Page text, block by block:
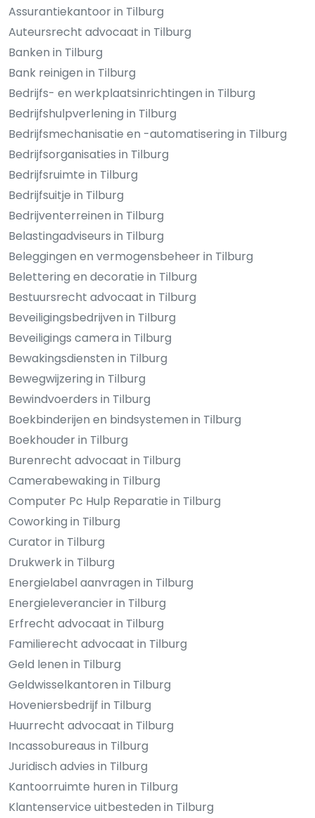
Assurantiekantoor in Tilburg
Auteursrecht advocaat in Tilburg
Banken in Tilburg
Bank reinigen in Tilburg
Bedrijfs- en werkplaatsinrichtingen in Tilburg
Bedrijfshulpverlening in Tilburg
Bedrijfsmechanisatie en -automatisering in Tilburg
Bedrijfsorganisaties in Tilburg
Bedrijfsruimte in Tilburg
Bedrijfsuitje in Tilburg
Bedrijventerreinen in Tilburg
Belastingadviseurs in Tilburg
Beleggingen en vermogensbeheer in Tilburg
Belettering en decoratie in Tilburg
Bestuursrecht advocaat in Tilburg
Beveiligingsbedrijven in Tilburg
Beveiligings camera in Tilburg
Bewakingsdiensten in Tilburg
Bewegwijzering in Tilburg
Bewindvoerders in Tilburg
Boekbinderijen en bindsystemen in Tilburg
Boekhouder in Tilburg
Burenrecht advocaat in Tilburg
Camerabewaking in Tilburg
Computer Pc Hulp Reparatie in Tilburg
Coworking in Tilburg
Curator in Tilburg
Drukwerk in Tilburg
Energielabel aanvragen in Tilburg
Energieleverancier in Tilburg
Erfrecht advocaat in Tilburg
Familierecht advocaat in Tilburg
Geld lenen in Tilburg
Geldwisselkantoren in Tilburg
Hoveniersbedrijf in Tilburg
Huurrecht advocaat in Tilburg
Incassobureaus in Tilburg
Juridisch advies in Tilburg
Kantoorruimte huren in Tilburg
Klantenservice uitbesteden in Tilburg